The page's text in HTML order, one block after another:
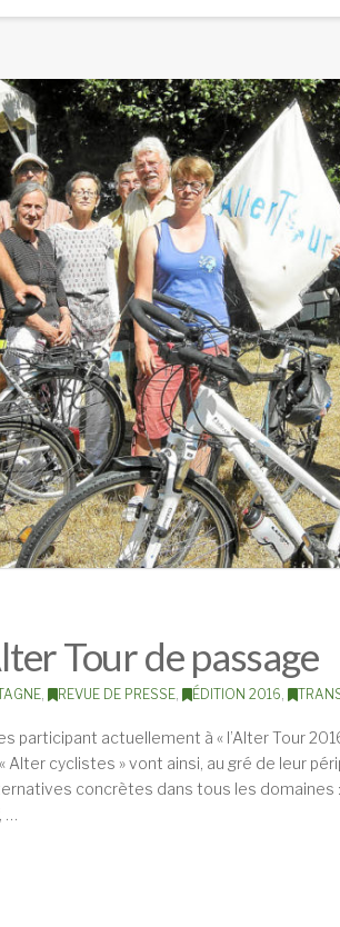
Tour de passage
, REVUE DE PRESSE, ÉDITION 2016,
participant actuellement à « l’Alter Tour
Alter cyclistes » vont ainsi, au gré de leur
concrètes dans tous les domaines